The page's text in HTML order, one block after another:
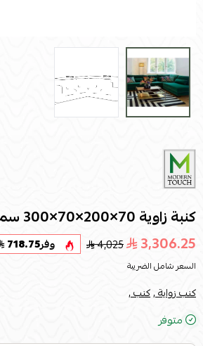
كنبة زاوية 70×200×70×300 سم
3,306.25
4,025 وفر718.75
السعر شامل الضريبة
كنب زواية ,كنب ,
متوفر